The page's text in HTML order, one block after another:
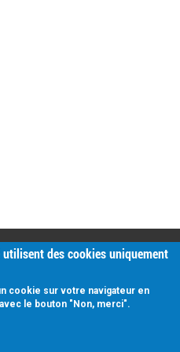
des cookies uniquement
cookie sur votre navigateur en
le bouton "Non, merci".